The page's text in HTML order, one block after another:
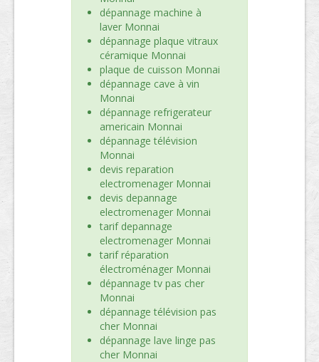
dépannage machine à
laver Monnai
dépannage plaque vitraux
céramique Monnai
plaque de cuisson Monnai
dépannage cave à vin
Monnai
dépannage refrigerateur
americain Monnai
dépannage télévision
Monnai
devis reparation
electromenager Monnai
devis depannage
electromenager Monnai
tarif depannage
electromenager Monnai
tarif réparation
électroménager Monnai
dépannage tv pas cher
Monnai
dépannage télévision pas
cher Monnai
dépannage lave linge pas
cher Monnai